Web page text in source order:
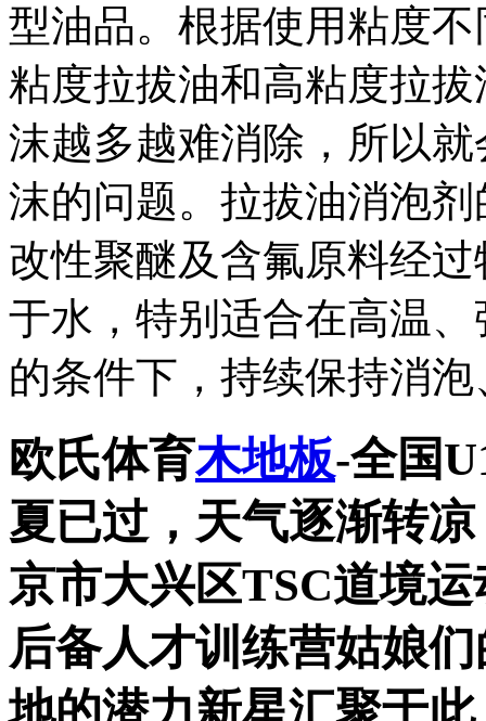
型油品。根据使用粘度
粘度拉拔油和高粘度拉
沫越多越难消除，所以
沫的问题。拉拔油消泡
改性聚醚及含氟原料经
于水，特别适合在高温
的条件下，持续保持消泡
欧氏体育木地板-全国
夏已过，天气逐渐转
京市大兴区TSC道境
后备人才训练营姑娘
地的潜力新星汇聚于